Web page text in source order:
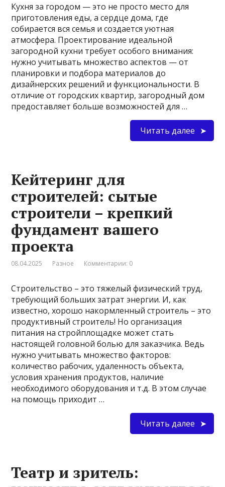
Кухня за городом — это не просто место для
приготовления еды, а сердце дома, где
собирается вся семья и создается уютная
атмосфера. Проектирование идеальной
загородной кухни требует особого внимания:
нужно учитывать множество аспектов — от
планировки и подбора материалов до
дизайнерских решений и функциональности. В
отличие от городских квартир, загородный дом
предоставляет больше возможностей для …
Читать далее
Кейтеринг для
строителей: сытые
строители – крепкий
фундамент вашего
проекта
08.04.2025 Разное Комментарии: 0
Строительство – это тяжелый физический труд,
требующий больших затрат энергии. И, как
известно, хорошо накормленный строитель – это
продуктивный строитель! Но организация
питания на стройплощадке может стать
настоящей головной болью для заказчика. Ведь
нужно учитывать множество факторов:
количество рабочих, удаленность объекта,
условия хранения продуктов, наличие
необходимого оборудования и т.д. В этом случае
на помощь приходит …
Читать далее
Театр и зритель: